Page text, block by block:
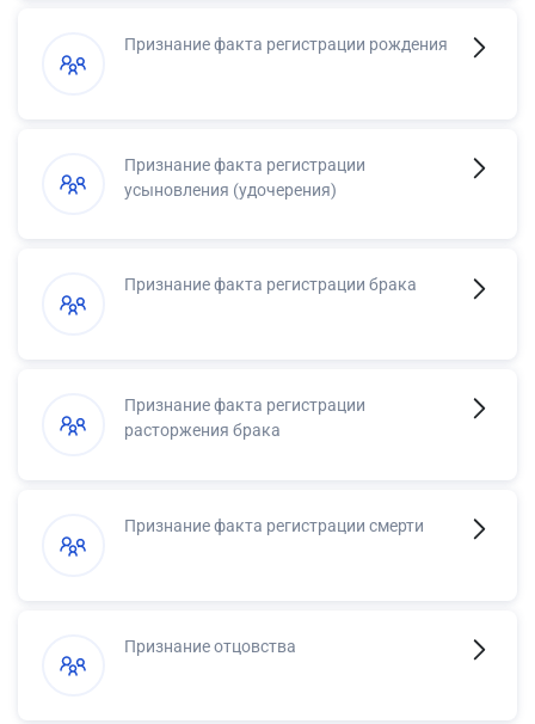
Признание факта регистрации рождения
Признание факта регистрации
усыновления (удочерения)
Признание факта регистрации брака
Признание факта регистрации
расторжения брака
Признание факта регистрации смерти
Признание отцовства